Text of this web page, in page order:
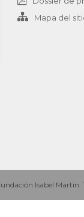
Mapa del
Isabel Martin.